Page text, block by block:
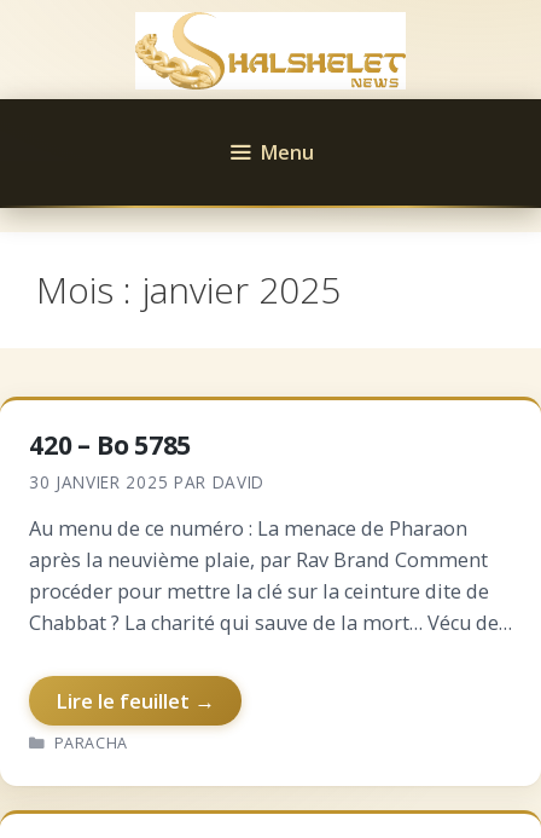
Menu
Mois : janvier 2025
420 – Bo 5785
30 JANVIER 2025 PAR DAVID
Au menu de ce numéro : La menace de Pharaon
après la neuvième plaie, par Rav Brand Comment
procéder pour mettre la clé sur la ceinture dite de
Chabbat ? La charité qui sauve de la mort… Vécu de
Lire le feuillet →
CATÉGORIES
PARACHA